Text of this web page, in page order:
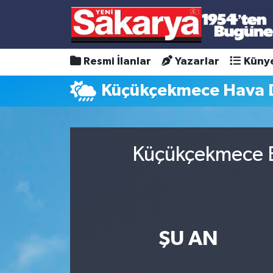
Resmi İlanlar Yazarlar
Küçükçekmece Hava
Küçükçekmece
ŞU AN